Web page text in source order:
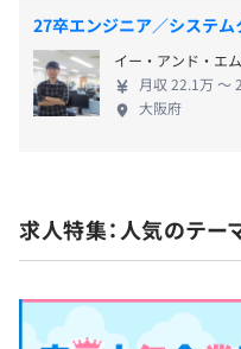
保険）
期間：あり（入社から3
27卒エンジニア／システム
イー・アンド・エ
月収 22.1万 〜
大阪府
求人特集：人気のテー